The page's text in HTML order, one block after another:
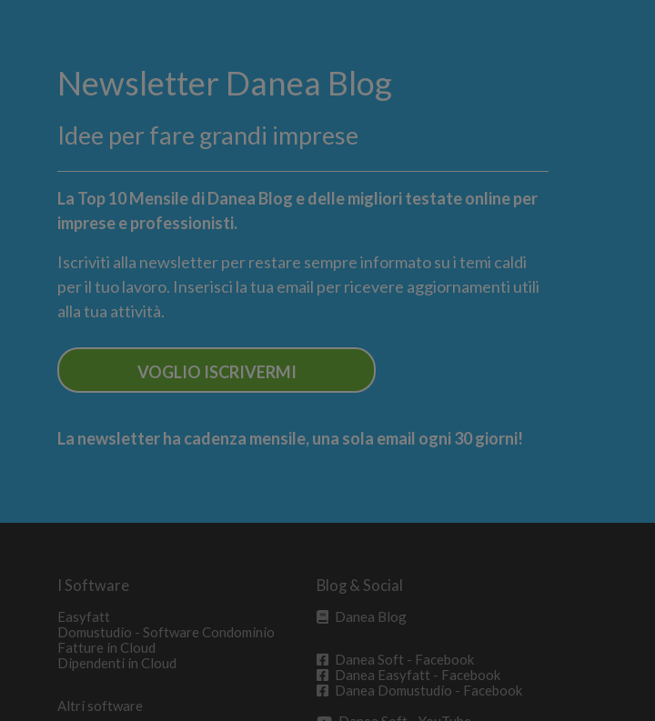
Newsletter Danea Blog
Idee per fare grandi imprese
La Top 10 Mensile di Danea Blog e delle migliori testate online per
imprese e professionisti.
Iscriviti alla newsletter per restare sempre informato su i temi caldi
per il tuo lavoro. Inserisci la tua email per ricevere aggiornamenti utili
alla tua attività.
VOGLIO ISCRIVERMI
La newsletter ha cadenza mensile, una sola email ogni 30 giorni!
I Software
Easyfatt
Domustudio - Software Condominio
Fatture in Cloud
Dipendenti in Cloud
Altri software
Blog & Social
Danea Blog
Danea Soft - Facebook
Danea Easyfatt - Facebook
Danea Domustudio - Facebook